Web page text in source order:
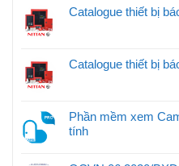
Catalogue thiết bị
Catalogue thiết bị
Phần mềm xem
tính